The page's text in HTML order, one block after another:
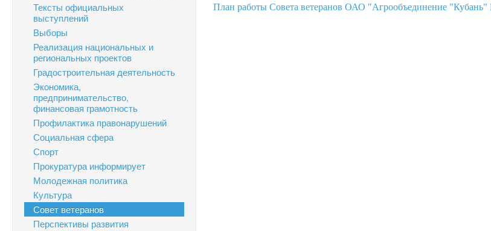
Тексты официальных
выступлений
Выборы
Реализация национальных и
региональных проектов
Градостроительная деятельность
Экономика,
предпринимательство,
финансовая грамотность
Профилактика правонарушений
Социальная сфера
Спорт
Прокуратура информирует
Молодежная политика
Культура
Совет ветеранов
Перспективы развития
План работы Совета ветеранов ОАО "Агрообъединение "Кубань"